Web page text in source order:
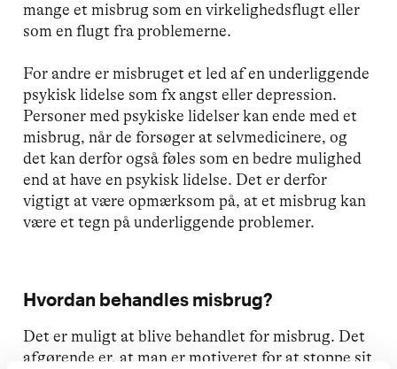
mange et misbrug som en virkelighedsflugt eller
som en flugt fra problemerne.
For andre er misbruget et led af en underliggende
psykisk lidelse som fx angst eller depression.
Personer med psykiske lidelser kan ende med et
misbrug, når de forsøger at selvmedicinere, og
det kan derfor også føles som en bedre mulighed
end at have en psykisk lidelse. Det er derfor
vigtigt at være opmærksom på, at et misbrug kan
være et tegn på underliggende problemer.
Hvordan behandles misbrug?
Det er muligt at blive behandlet for misbrug. Det
afgørende er, at man er motiveret for at stoppe sit